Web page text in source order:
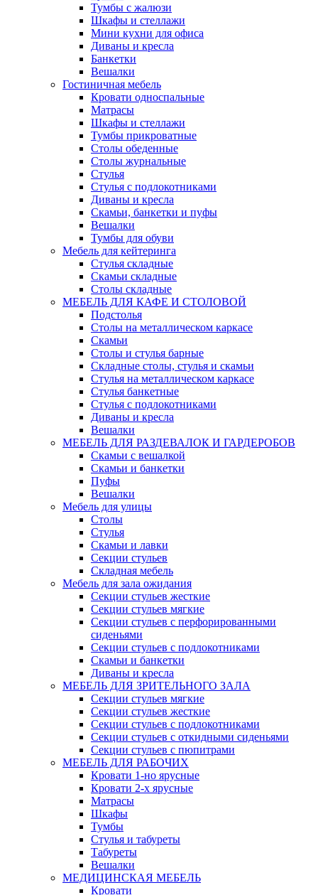
Тумбы с жалюзи
Шкафы и стеллажи
Мини кухни для офиса
Диваны и кресла
Банкетки
Вешалки
Гостиничная мебель
Кровати односпальные
Матрасы
Шкафы и стеллажи
Тумбы прикроватные
Столы обеденные
Столы журнальные
Стулья
Стулья с подлокотниками
Диваны и кресла
Скамьи, банкетки и пуфы
Вешалки
Тумбы для обуви
Мебель для кейтеринга
Стулья складные
Скамьи складные
Столы складные
МЕБЕЛЬ ДЛЯ КАФЕ И СТОЛОВОЙ
Подстолья
Столы на металлическом каркасе
Скамьи
Столы и стулья барные
Складные столы, стулья и скамьи
Стулья на металлическом каркасе
Стулья банкетные
Стулья с подлокотниками
Диваны и кресла
Вешалки
МЕБЕЛЬ ДЛЯ РАЗДЕВАЛОК И ГАРДЕРОБОВ
Скамьи с вешалкой
Скамьи и банкетки
Пуфы
Вешалки
Мебель для улицы
Столы
Стулья
Скамьи и лавки
Секции стульев
Складная мебель
Мебель для зала ожидания
Секции стульев жесткие
Секции стульев мягкие
Секции стульев с перфорированными
сиденьями
Секции стульев с подлокотниками
Скамьи и банкетки
Диваны и кресла
МЕБЕЛЬ ДЛЯ ЗРИТЕЛЬНОГО ЗАЛА
Секции стульев мягкие
Секции стульев жесткие
Секции стульев с подлокотниками
Секции стульев с откидными сиденьями
Секции стульев с пюпитрами
МЕБЕЛЬ ДЛЯ РАБОЧИХ
Кровати 1-но ярусные
Кровати 2-х ярусные
Матрасы
Шкафы
Тумбы
Стулья и табуреты
Табуреты
Вешалки
МЕДИЦИНСКАЯ МЕБЕЛЬ
Кровати